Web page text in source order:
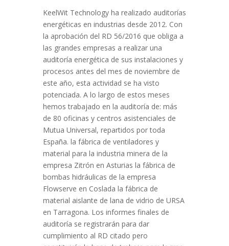
KeelWit Technology ha realizado auditorías
energéticas en industrias desde 2012. Con
la aprobación del RD 56/2016 que obliga a
las grandes empresas a realizar una
auditoría energética de sus instalaciones y
procesos antes del mes de noviembre de
este año, esta actividad se ha visto
potenciada. A lo largo de estos meses
hemos trabajado en la auditoría de: más
de 80 oficinas y centros asistenciales de
Mutua Universal, repartidos por toda
España. la fábrica de ventiladores y
material para la industria minera de la
empresa Zitrón en Asturias la fábrica de
bombas hidráulicas de la empresa
Flowserve en Coslada la fábrica de
material aislante de lana de vidrio de URSA
en Tarragona. Los informes finales de
auditoría se registrarán para dar
cumplimiento al RD citado pero